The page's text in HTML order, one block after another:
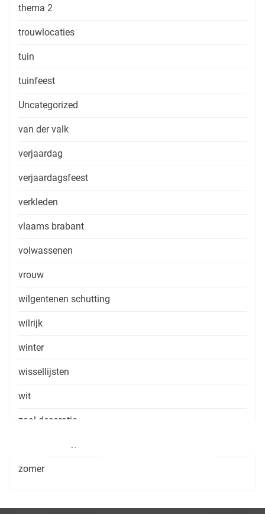
thema 2
trouwlocaties
tuin
tuinfeest
Uncategorized
van der valk
verjaardag
verjaardagsfeest
verkleden
vlaams brabant
volwassenen
vrouw
wilgentenen schutting
wilrijk
winter
wissellijsten
wit
zaal decoratie
zaal huren zonder consumptie
zomer